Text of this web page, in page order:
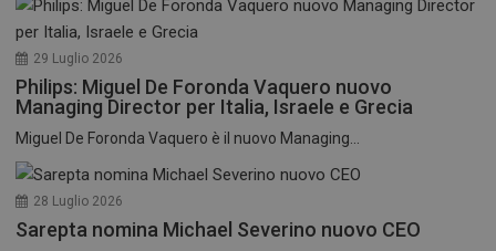
29 Luglio 2026
Philips: Miguel De Foronda Vaquero nuovo
Managing Director per Italia, Israele e Grecia
Miguel De Foronda Vaquero è il nuovo Managing...
28 Luglio 2026
Sarepta nomina Michael Severino nuovo CEO